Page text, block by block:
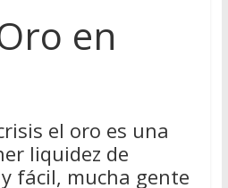
en
el oro es una
liquidez de
fácil, mucha gente